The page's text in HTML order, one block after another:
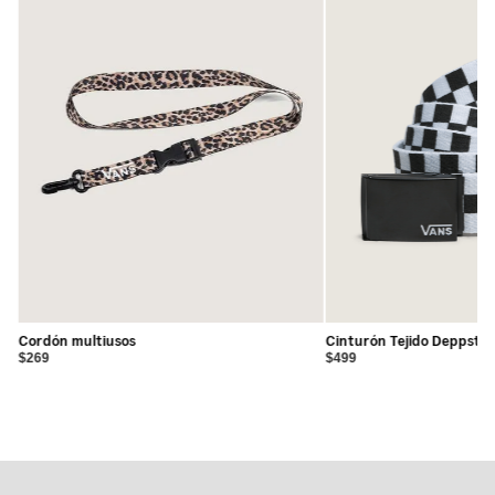
look clásico y atemporal- Peso del tejido: 220 g-
Composición: 80% algodón, 20% poliéster
Cordón multiusos
$269
Cinturón Tejido Deppster
$499